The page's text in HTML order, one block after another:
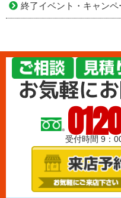
終了イベント・キャンペ
受付時間 9：